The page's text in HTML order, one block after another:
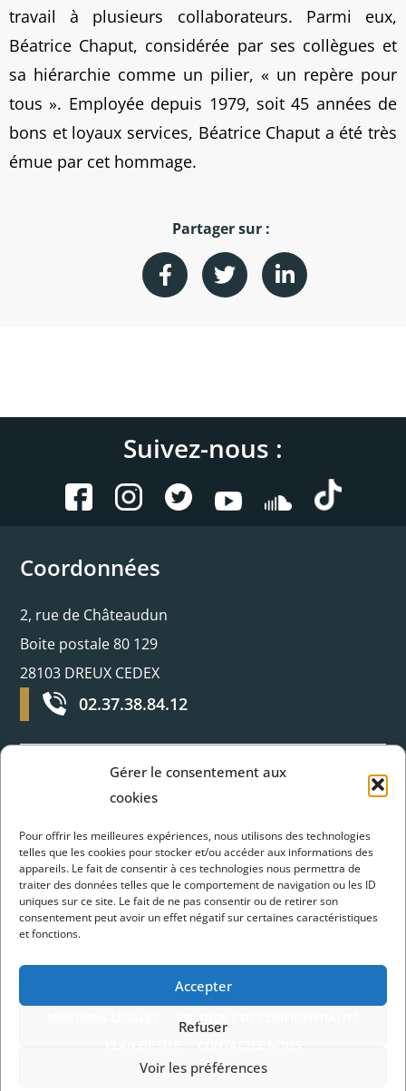
Gérer le consentement aux
cookies
Pour offrir les meilleures expériences, nous utilisons des technologies
telles que les cookies pour stocker et/ou accéder aux informations des
appareils. Le fait de consentir à ces technologies nous permettra de
traiter des données telles que le comportement de navigation ou les ID
uniques sur ce site. Le fait de ne pas consentir ou de retirer son
consentement peut avoir un effet négatif sur certaines caractéristiques
et fonctions.
Accepter
Refuser
Voir les préférences
travail à plusieurs collaborateurs. Parmi eux,
Béatrice Chaput, considérée par ses collègues et
sa hiérarchie comme un pilier, « un repère pour
tous ». Employée depuis 1979, soit 45 années de
bons et loyaux services, Béatrice Chaput a été très
émue par cet hommage.
Partager sur :
Suivez-nous :
Coordonnées
2, rue de Châteaudun
Boite postale 80 129
28103 DREUX CEDEX
02.37.38.84.12
Horaires d’ouverture
Du lundi au jeudi :
8H30 - 12H et 13H30 - 17H30
Vendredi :
Fermé à 17H
POLITIQUE DE CONFIDENTIALITÉ